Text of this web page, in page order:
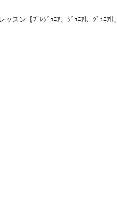
ッスン【ﾌﾟﾚｼﾞｭﾆｱ、ｼﾞｭﾆｱⅠ、ｼﾞｭﾆｱⅡ